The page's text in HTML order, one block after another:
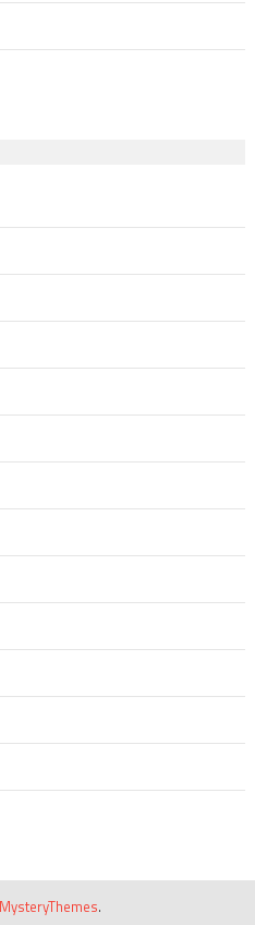
MysteryThemes.